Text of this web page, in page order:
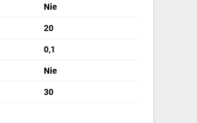
Nie
20
0,1
Nie
30